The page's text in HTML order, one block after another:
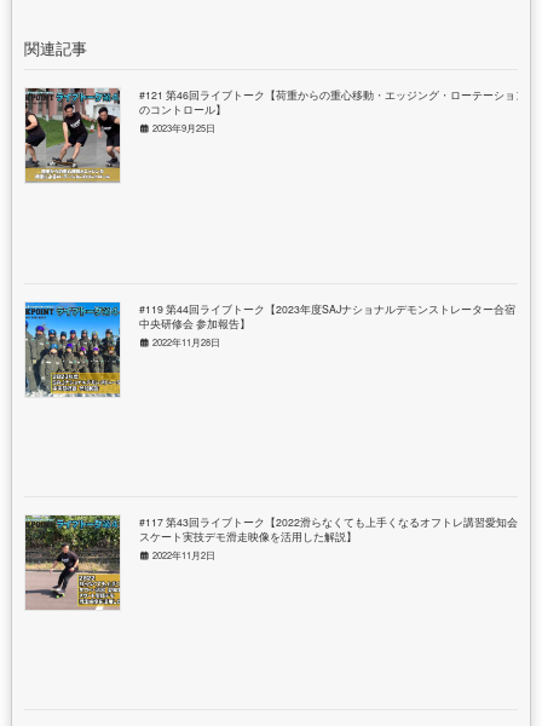
関連記事
#121 第46回ライブトーク【荷重からの重心移動・エッジング・ローテーション
のコントロール】
2023年9月25日
#119 第44回ライブトーク【2023年度SAJナショナルデモンストレーター合宿＆
中央研修会 参加報告】
2022年11月28日
#117 第43回ライブトーク【2022滑らなくても上手くなるオフトレ講習愛知会場
スケート実技デモ滑走映像を活用した解説】
2022年11月2日